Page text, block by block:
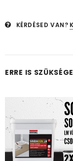
KÉRDÉSED VAN?
ERRE IS